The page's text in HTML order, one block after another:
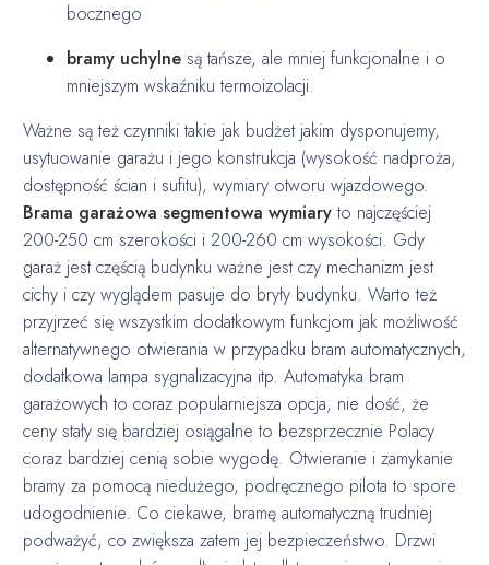
bocznego
bramy uchylne są tańsze, ale mniej funkcjonalne i o
mniejszym wskaźniku termoizolacji.
Ważne są też czynniki takie jak budżet jakim dysponujemy,
usytuowanie garażu i jego konstrukcja (wysokość nadproża,
dostępność ścian i sufitu), wymiary otworu wjazdowego.
Brama garażowa segmentowa wymiaryto najczęściej
200-250 cm szerokości i 200-260 cm wysokości. Gdy
garaż jest częścią budynku ważne jest czy mechanizm jest
cichy i czy wyglądem pasuje do bryły budynku. Warto też
przyjrzeć się wszystkim dodatkowym funkcjom jak możliwość
alternatywnego otwierania w przypadku bram automatycznych,
dodatkowa lampa sygnalizacyjna itp. Automatyka bram
garażowych to coraz popularniejsza opcja, nie dość, że
ceny stały się bardziej osiągalne to bezsprzecznie Polacy
coraz bardziej cenią sobie wygodę. Otwieranie i zamykanie
bramy za pomocą niedużego, podręcznego pilota to spore
udogodnienie. Co ciekawe, bramę automatyczną trudniej
podważyć, co zwiększa zatem jej bezpieczeństwo. Drzwi